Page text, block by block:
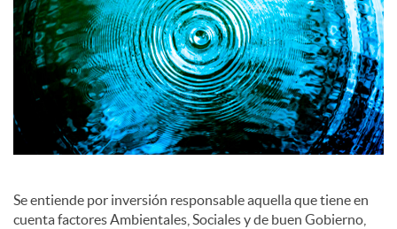
c
o
n
t
Se entiende por inversión responsable aquella que tiene en
cuenta factores Ambientales, Sociales y de buen Gobierno,